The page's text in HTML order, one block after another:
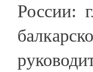
России: